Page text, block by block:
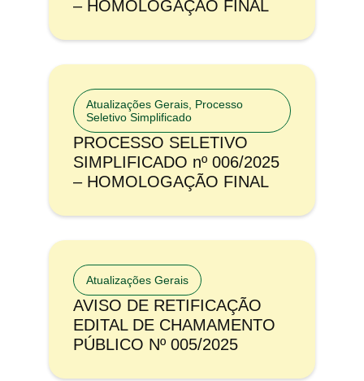
– HOMOLOGAÇÃO FINAL
Atualizações Gerais Processo
Seletivo Simplificado
PROCESSO SELETIVO
SIMPLIFICADO nº 006/2025
– HOMOLOGAÇÃO FINAL
Atualizações Gerais
AVISO DE RETIFICAÇÃO
EDITAL DE CHAMAMENTO
PÚBLICO Nº 005/2025